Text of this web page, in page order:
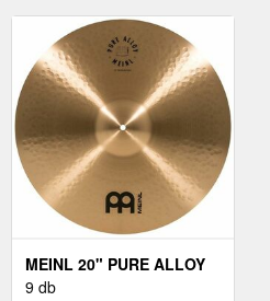
MEINL 20" PURE ALLOY
MEDIUM RIDE
9 db